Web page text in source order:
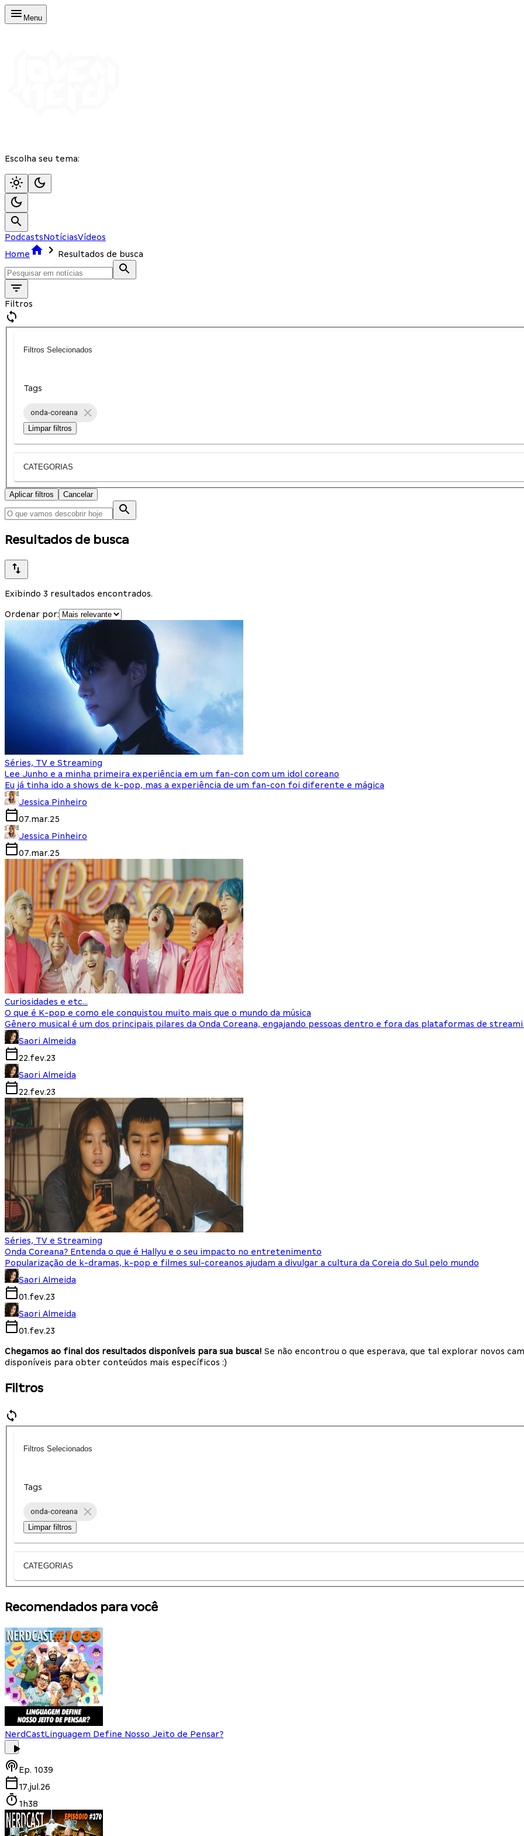
Menu
Escolha seu tema:
PodcastsNotíciasVídeos
Home
Resultados de busca
Filtros
Filtros Selecionados
Tags
onda-coreana
Limpar filtros
CATEGORIAS
Aplicar filtros Cancelar
Resultados de busca
Exibindo 3 resultados encontrados.
Ordenar por:
Séries, TV e Streaming
Lee Junho e a minha primeira experiência em um fan-con com um idol coreano
Eu já tinha ido a shows de k-pop, mas a experiência de um fan-con foi diferente e mágica
Jessica Pinheiro
07.mar.25
Jessica Pinheiro
07.mar.25
Curiosidades e etc...
O que é K-pop e como ele conquistou muito mais que o mundo da música
Gênero musical é um dos principais pilares da Onda Coreana, engajando pessoas dentro e fora das plataformas de
Saori Almeida
22.fev.23
Saori Almeida
22.fev.23
Séries, TV e Streaming
Onda Coreana? Entenda o que é Hallyu e o seu impacto no entretenimento
Popularização de k-dramas, k-pop e filmes sul-coreanos ajudam a divulgar a cultura da Coreia do Sul pelo mundo
Saori Almeida
01.fev.23
Saori Almeida
01.fev.23
Chegamos ao final dos resultados disponíveis para sua busca! Se não encontrou o que esperava, que tal explorar novos
disponíveis para obter conteúdos mais específicos :)
Filtros
Filtros Selecionados
Tags
onda-coreana
Limpar filtros
CATEGORIAS
Recomendados para você
NerdCastLinguagem Define Nosso Jeito de Pensar?
Ep. 1039
17.jul.26
1h38